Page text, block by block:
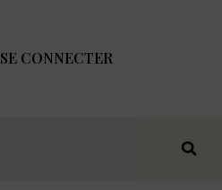
SE CONNECTER